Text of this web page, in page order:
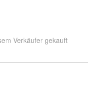
Verkäufer gekauft